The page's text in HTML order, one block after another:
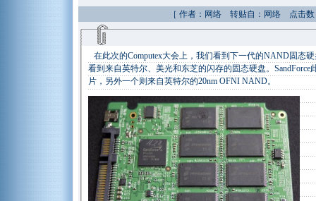
［ 作者：网络 转贴自：网络 点击
在此次的Computex大会上，我们看到下一代的NAND固态
看到来自英特尔、美光和东芝的闪存的固态硬盘。
片，另外一个则来自英特尔的20nm OFNI NAND。